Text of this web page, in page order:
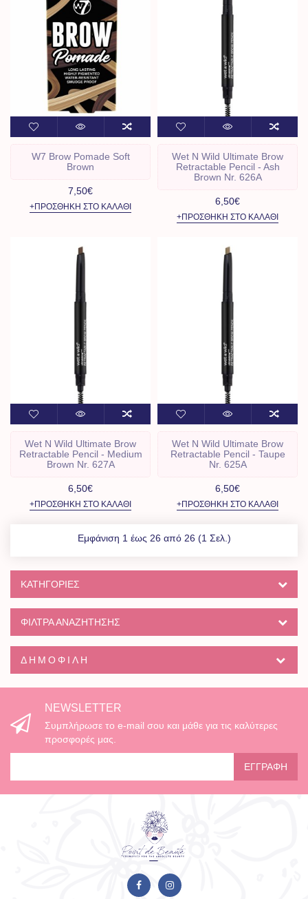
W7 Brow Pomade Soft
Brown
7,50€
+ΠΡΟΣΘΉΚΗ ΣΤΟ ΚΑΛΆΘΙ
Wet N Wild Ultimate Brow
Retractable Pencil - Ash
Brown Nr. 626A
6,50€
+ΠΡΟΣΘΉΚΗ ΣΤΟ ΚΑΛΆΘΙ
Wet N Wild Ultimate Brow
Retractable Pencil - Medium
Brown Nr. 627A
6,50€
+ΠΡΟΣΘΉΚΗ ΣΤΟ ΚΑΛΆΘΙ
Wet N Wild Ultimate Brow
Retractable Pencil - Taupe
Nr. 625A
6,50€
+ΠΡΟΣΘΉΚΗ ΣΤΟ ΚΑΛΆΘΙ
Εμφάνιση 1 έως 26 από 26 (1 Σελ.)
ΚΑΤΗΓΟΡΊΕΣ
ΦΙΛΤΡΑ ΑΝΑΖΗΤΗΣΗΣ
ΔΗΜΟΦΙΛΉ
NEWSLETTER
Συμπλήρωσε το e-mail σου και μάθε για τις καλύτερες
προσφορές μας.
ΕΓΓΡΑΦΉ